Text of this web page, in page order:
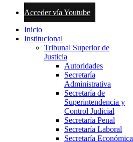
Acceder vía Youtube
Inicio
Institucional
Tribunal Superior de
Justicia
Autoridades
Secretaría
Administrativa
Secretaría de
Superintendencia y
Control Judicial
Secretaría Penal
Secretaría Laboral
Secretaría Económica